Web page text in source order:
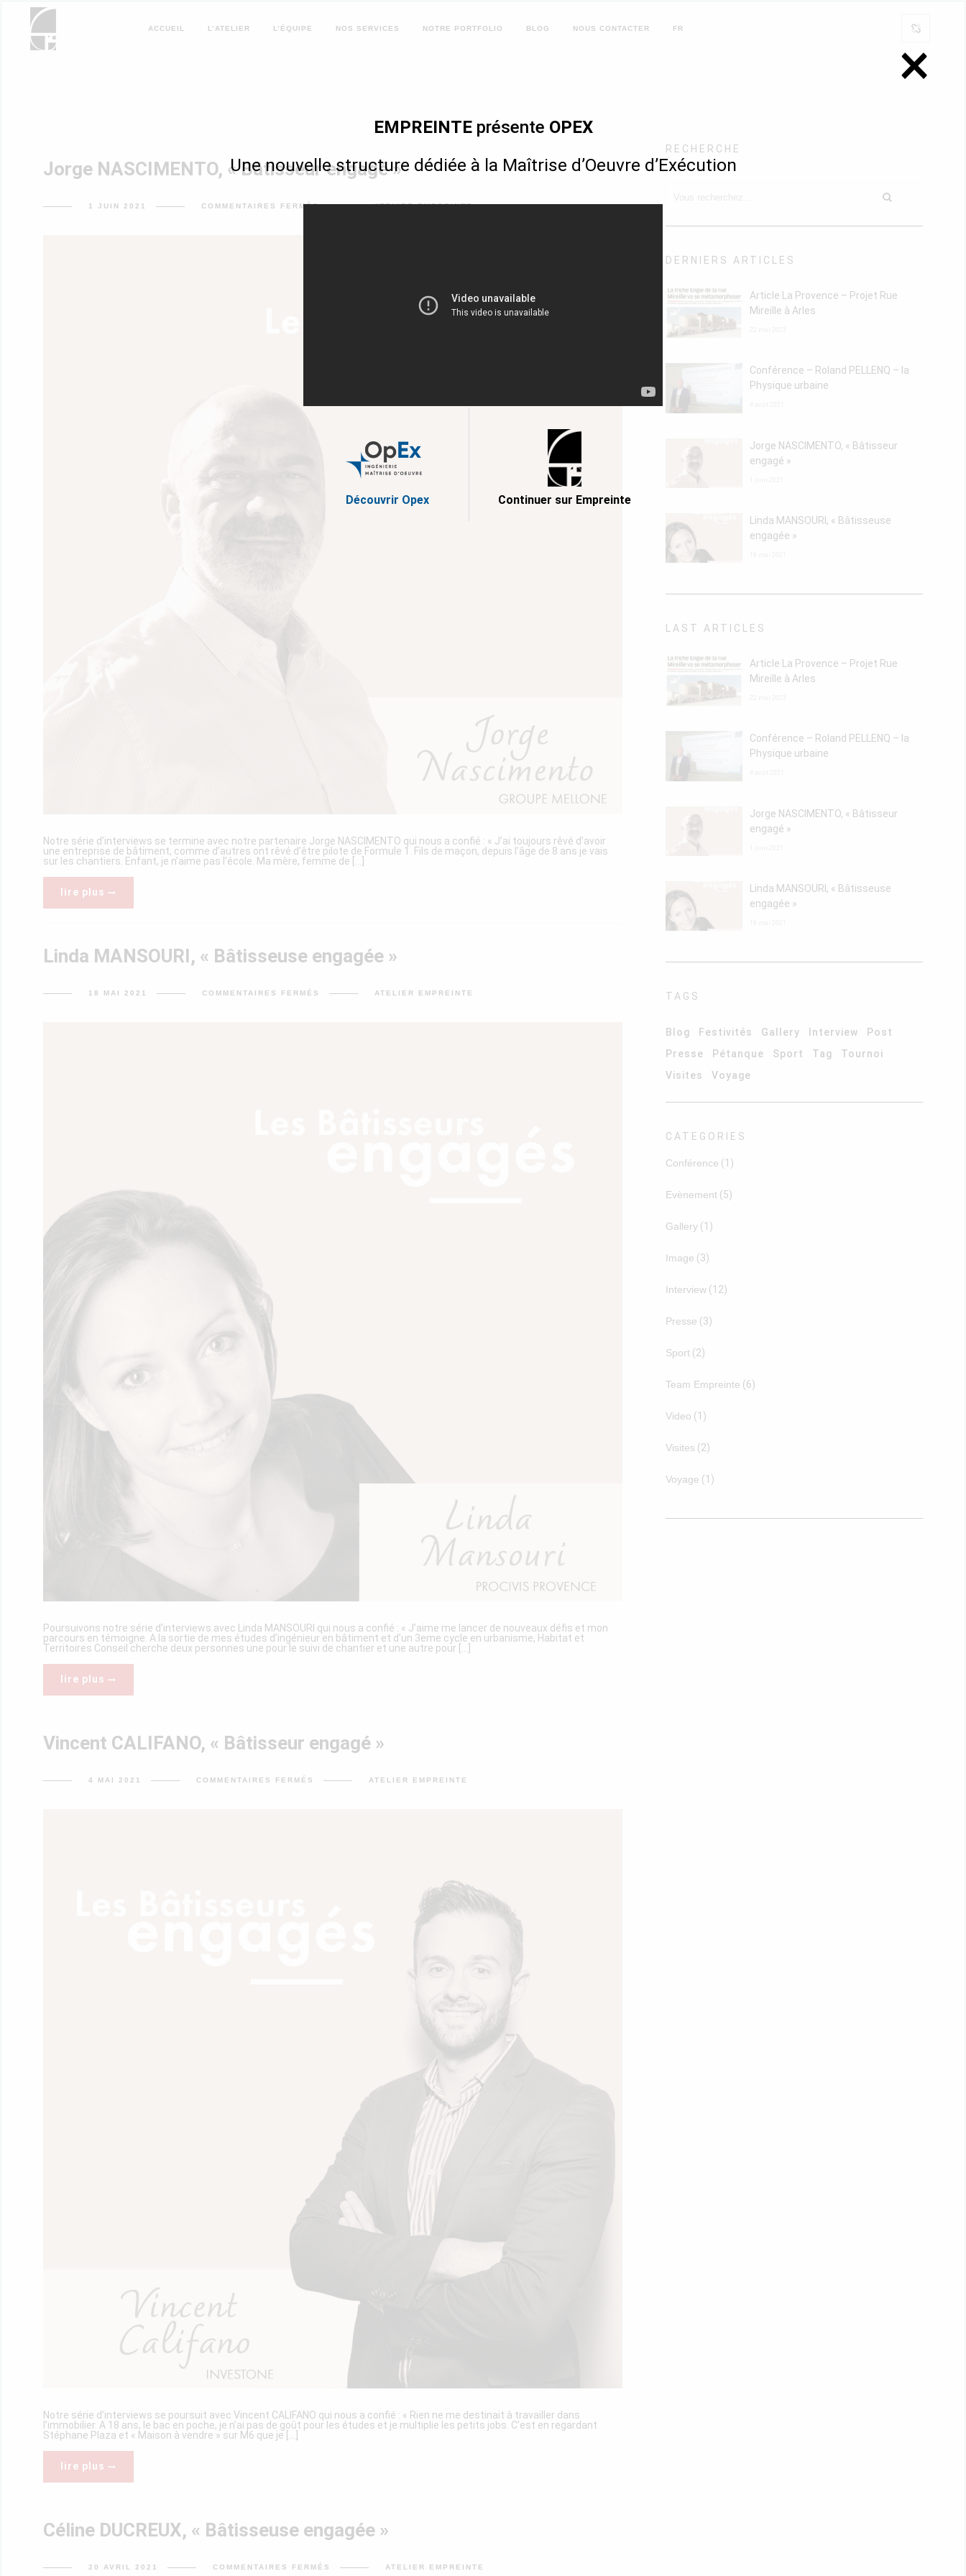
ACCUEIL L’ATELIER L’ÉQUIPE NOS SERVICES NOTRE PORTFOLIO BLOG NOUS CONTACTER FR
Jorge NASCIMENTO, « Bâtisseur engagé »
1 JUIN 2021 COMMENTAIRES FERMÉSSUR
ATELIER EMPREINTE
Notre série d’interviews se termine avec notre partenaire Jorge NASCIMENTO qui nous a confié : « J’ai toujours rêvé d’avoir
une entreprise de bâtiment, comme d’autres ont rêvé d’être pilote de Formule 1. Fils de maçon, depuis l’âge de 8 ans je vais
sur les chantiers. Enfant, je n’aime pas l’école. Ma mère, femme de [...]
lire plus
Linda MANSOURI, « Bâtisseuse engagée »
18 MAI 2021 COMMENTAIRES FERMÉS
SUR
ATELIER EMPREINTE
Poursuivons notre série d’interviews avec Linda MANSOURI qui nous a confié : « J’aime me lancer de nouveaux défis et mon
parcours en témoigne. A la sortie de mes études d’ingénieur en bâtiment et d’un 3eme cycle en urbanisme, Habitat et
Territoires Conseil cherche deux personnes une pour le suivi de chantier et une autre pour [...]
lire plus
Vincent CALIFANO, « Bâtisseur engagé »
4 MAI 2021 COMMENTAIRES FERMÉS
SUR
ATELIER EMPREINTE
Notre série d’interviews se poursuit avec Vincent CALIFANO qui nous a confié : « Rien ne me destinait à travailler dans
l’immobilier. A 18 ans, le bac en poche, je n’ai pas de goût pour les études et je multiplie les petits jobs. C’est en regardant
Stéphane Plaza et « Maison à vendre » sur M6 que je [...]
lire plus
Céline DUCREUX, « Bâtisseuse engagée »
20 AVRIL 2021 COMMENTAIRES FERMÉS
SUR
ATELIER EMPREINTE
RECHERCHE
DERNIERS ARTICLES
Article La Provence – Projet Rue
Mireille à Arles
Conférence – Roland PELLENQ – la
Physique urbaine
Jorge NASCIMENTO, « Bâtisseur
engagé »
Linda MANSOURI, « Bâtisseuse
engagée »
LAST ARTICLES
Article La Provence – Projet Rue
Mireille à Arles
Conférence – Roland PELLENQ – la
Physique urbaine
Jorge NASCIMENTO, « Bâtisseur
engagé »
Linda MANSOURI, « Bâtisseuse
engagée »
TAGS
Blog Festivités Gallery Interview
Post
Presse
Pétanque Sport Tag
Tournoi
Visites
Voyage
CATEGORIES
Conférence (1)
Evènement (5)
Gallery (1)
Image (3)
Interview (12)
Presse (3)
Sport (2)
Team Empreinte (6)
Video (1)
Visites (2)
Voyage (1)
EMPREINTEprésente OPEX
Une nouvelle structure dédiée à la Maîtrise d’Oeuvre d’Exécution
Découvrir Opex Continuer sur Empreinte
×